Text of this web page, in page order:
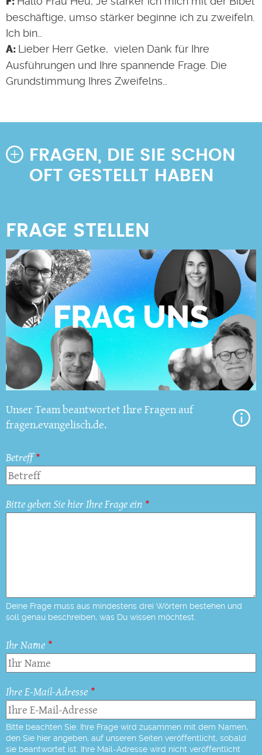
beschäftige, umso stärker beginne ich zu zweifeln.
Ich bin…
Lieber Herr Getke, vielen Dank für Ihre
Ausführungen und Ihre spannende Frage. Die
Grundstimmung Ihres Zweifelns…
FRAGEN, DIE SIE SCHON
OFT GESTELLT HABEN
Unser Team beantwortet Ihre Fragen auf
fragen.evangelisch.de.
Betreff
Bitte geben Sie hier Ihre Frage ein
Deine Frage muss aus mindestens drei Wörtern bestehen und
soll genau beschreiben, was Du wissen möchtest.
Ihr Name
Ihre E-Mail-Adresse
Bitte beachten Sie: Ihre Frage wird zusammen mit dem Namen,
den Sie hier angeben, auf unseren Seiten veröffentlicht, sobald
sie beantwortet ist. Ihre Mail-Adresse wird nicht veröffentlicht